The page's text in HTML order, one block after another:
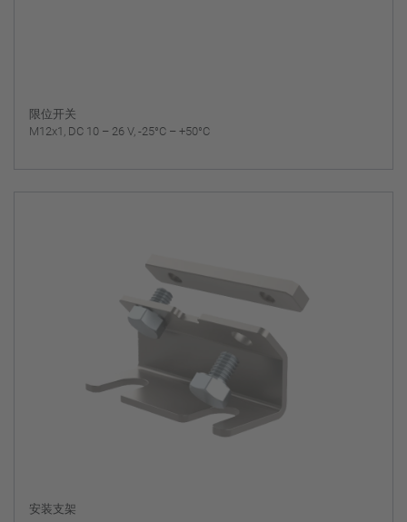
限位开关
M12x1, DC 10 – 26 V, -25°C – +50°C
安装支架